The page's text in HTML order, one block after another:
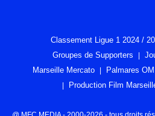
Classement Ligue 1 2024 /
Groupes de Supporters
Marseille Mercato
Palmares OM
Production Film